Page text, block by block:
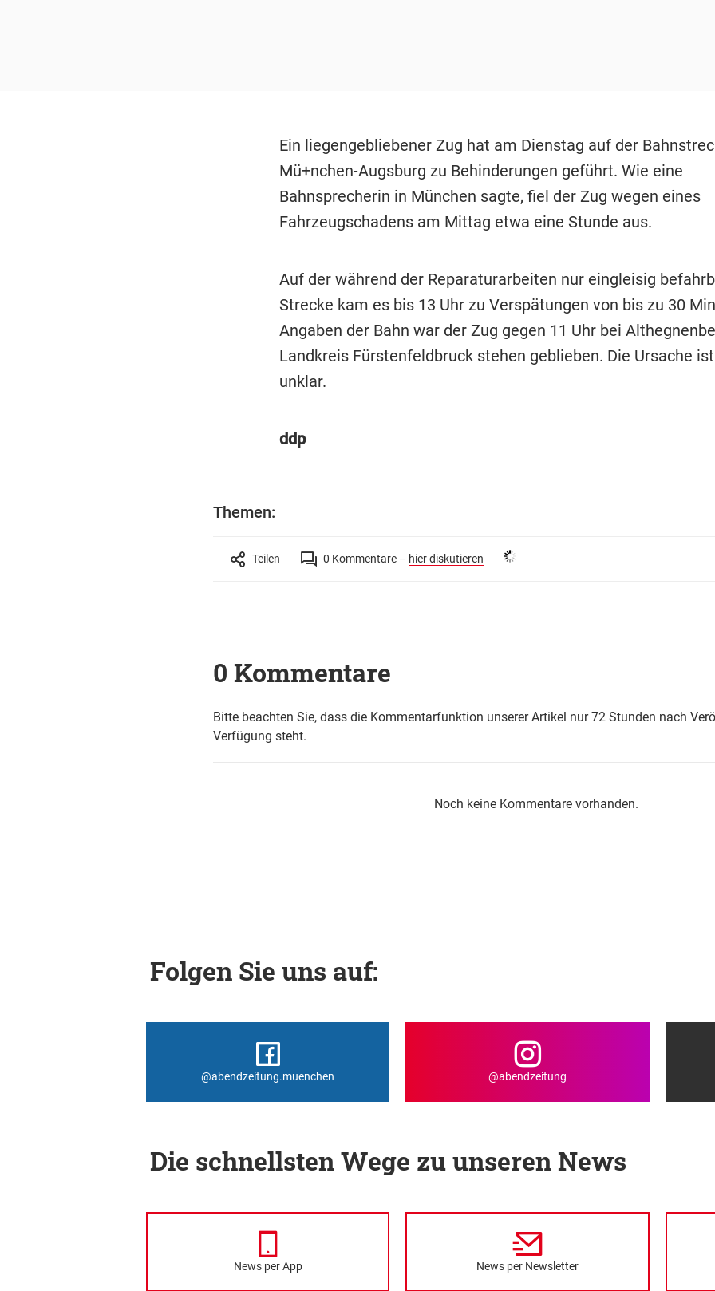
Ein liegengebliebener Zug hat am Dienstag auf der
Mü+nchen-Augsburg zu Behinderungen geführt. Wie eine
Bahnsprecherin in München sagte, fiel der Zug wegen eines
Fahrzeugschadens am Mittag etwa eine Stunde aus.
Auf der während der Reparaturarbeiten nur eingleisig
Strecke kam es bis 13 Uhr zu Verspätungen von bis zu 30
Angaben der Bahn war der Zug gegen 11 Uhr bei
Landkreis Fürstenfeldbruck stehen geblieben. Die Ursache
unklar.
ddp
Themen:
Teilen 0 Kommentare – hier diskutieren
0 Kommentare
Bitte beachten Sie, dass die Kommentarfunktion unserer Artikel nur 72 Stunden nach
Verfügung steht.
Noch keine Kommentare vorhanden.
Folgen Sie uns auf:
@abendzeitung.muenchen @abendzeitung
Die schnellsten Wege zu unseren News
News per App News per Newsletter